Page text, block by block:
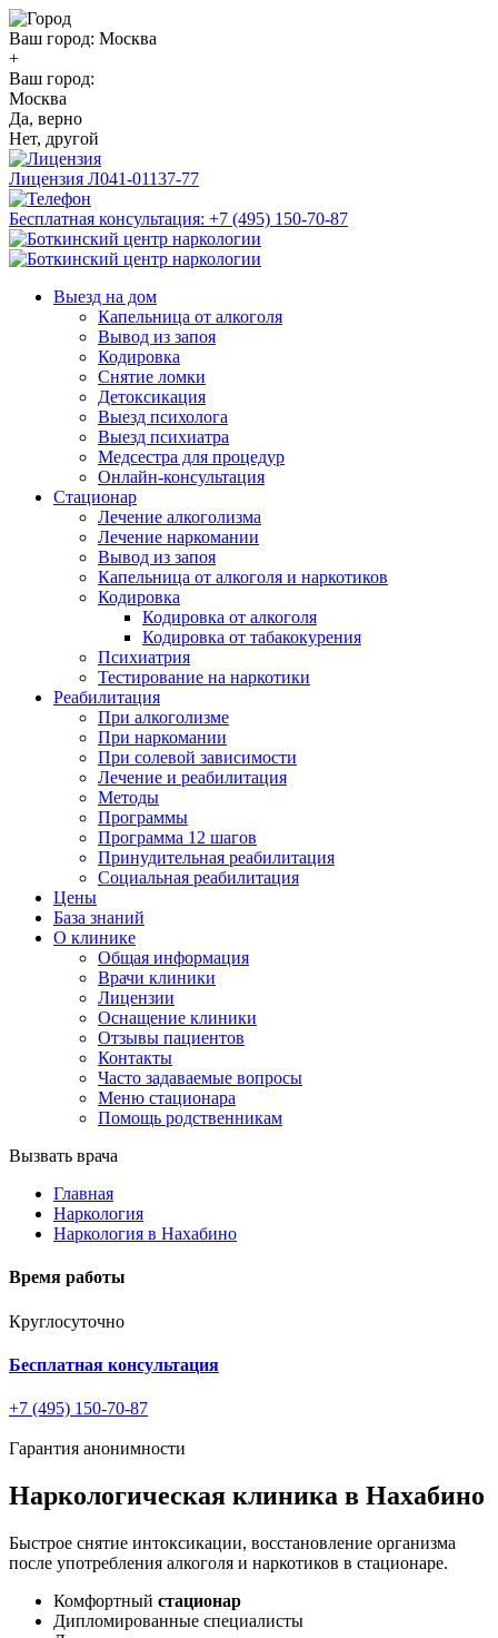
Ваш город: Москва
+
Ваш город:
Москва
Да, верно
Нет, другой
Лицензия Л041-01137-77
Бесплатная консультация: +7 (495) 150-70-87
Выезд на дом
Капельница от алкоголя
Вывод из запоя
Кодировка
Снятие ломки
Детоксикация
Выезд психолога
Выезд психиатра
Медсестра для процедур
Онлайн-консультация
Стационар
Лечение алкоголизма
Лечение наркомании
Вывод из запоя
Капельница от алкоголя и наркотиков
Кодировка
Кодировка от алкоголя
Кодировка от табакокурения
Психиатрия
Тестирование на наркотики
Реабилитация
При алкоголизме
При наркомании
При солевой зависимости
Лечение и реабилитация
Методы
Программы
Программа 12 шагов
Принудительная реабилитация
Социальная реабилитация
Цены
База знаний
О клинике
Общая информация
Врачи клиники
Лицензии
Оснащение клиники
Отзывы пациентов
Контакты
Часто задаваемые вопросы
Меню стационара
Помощь родственникам
Вызвать врача
Главная
Наркология
Наркология в Нахабино
Время работы
Круглосуточно
Бесплатная консультация
+7 (495) 150-70-87
Гарантия анонимности
Наркологическая клиника в Нахабино
Быстрое снятие интоксикации, восстановление организма
после употребления алкоголя и наркотиков в стационаре.
Комфортный стационар
Дипломированные специалисты